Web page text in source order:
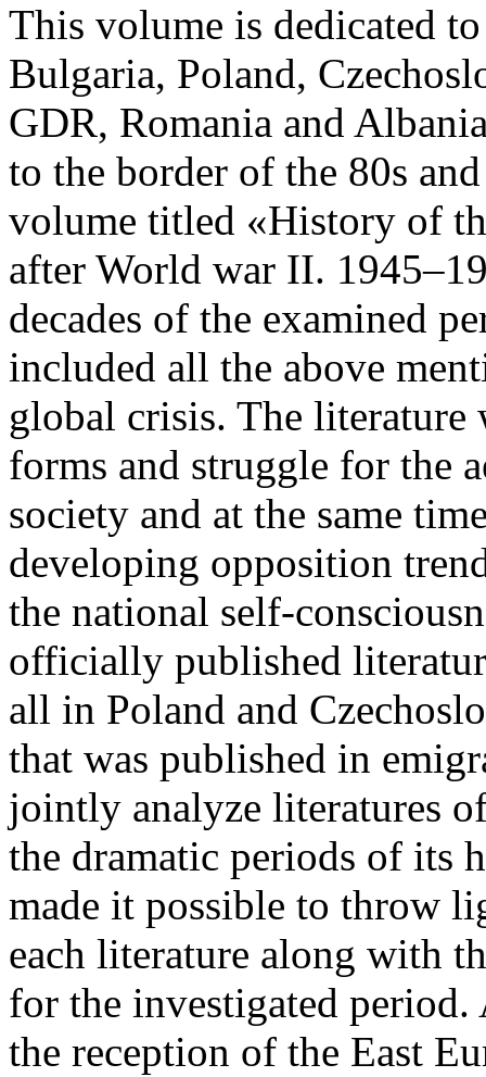
This volume is dedicated
Bulgaria, Poland,
GDR, Romania and
to the border of the 80s
volume titled «History of
after World war II.
decades of the examined
included all the above
global crisis. The literature
forms and struggle for the
society and at the same
developing opposition
the national self-
officially published
all in Poland and
that was published in
jointly analyze literatures
the dramatic periods of its
made it possible to throw
each literature along with
for the investigated period.
the reception of the East